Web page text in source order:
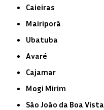
Caieiras
Mairiporã
Ubatuba
Avaré
Cajamar
Mogi Mirim
São João da Boa Vista